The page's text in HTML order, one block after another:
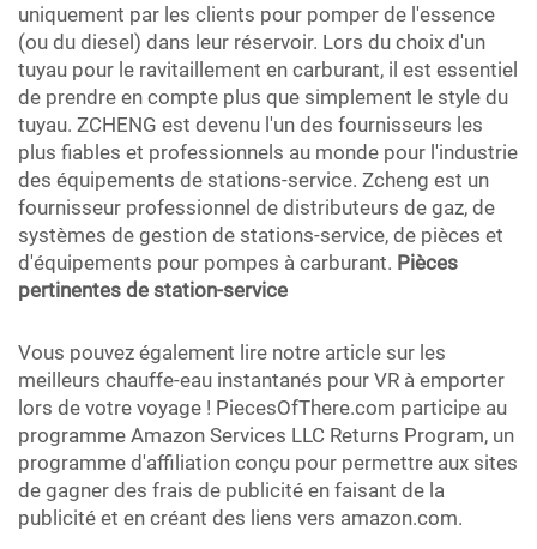
uniquement par les clients pour pomper de l'essence
(ou du diesel) dans leur réservoir. Lors du choix d'un
tuyau pour le ravitaillement en carburant, il est essentiel
de prendre en compte plus que simplement le style du
tuyau. ZCHENG est devenu l'un des fournisseurs les
plus fiables et professionnels au monde pour l'industrie
des équipements de stations-service. Zcheng est un
fournisseur professionnel de distributeurs de gaz, de
systèmes de gestion de stations-service, de pièces et
d'équipements pour pompes à carburant. Pièces
pertinentes de station-service
Vous pouvez également lire notre article sur les
meilleurs chauffe-eau instantanés pour VR à emporter
lors de votre voyage ! PiecesOfThere.com participe au
programme Amazon Services LLC Returns Program, un
programme d'affiliation conçu pour permettre aux sites
de gagner des frais de publicité en faisant de la
publicité et en créant des liens vers amazon.com.